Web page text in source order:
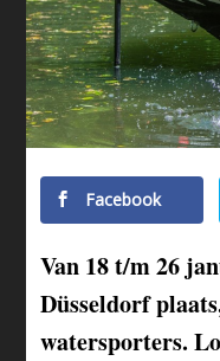
Facebook
Van 18 t/m 26
Düsseldorf
watersporters.